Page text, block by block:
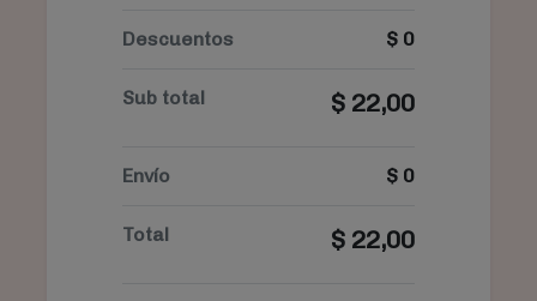
Descuentos $ 0
Sub total $ 22,00
Envío $ 0
Total $ 22,00